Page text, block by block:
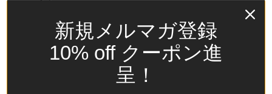
(USD新規メルマガ登録
10% off クーポン進
呈！